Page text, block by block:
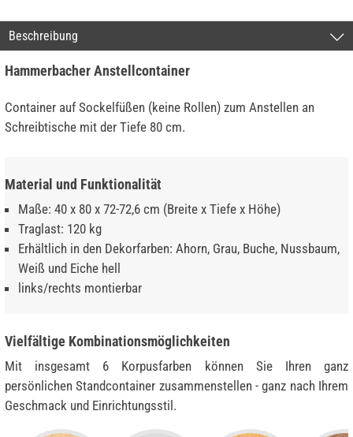
Beschreibung
Hammerbacher Anstellcontainer
Container auf Sockelfüßen (keine Rollen) zum Anstellen an
Schreibtische mit der Tiefe 80 cm.
Material und Funktionalität
Maße: 40 x 80 x 72-72,6 cm (Breite x Tiefe x Höhe)
Traglast: 120 kg
Erhältlich in den Dekorfarben: Ahorn, Grau, Buche, Nussbaum,
Weiß und Eiche hell
links/rechts montierbar
Vielfältige Kombinationsmöglichkeiten
Mit insgesamt 6 Korpusfarben können Sie Ihren ganz
persönlichen Standcontainer zusammenstellen - ganz nach Ihrem
Geschmack und Einrichtungsstil.